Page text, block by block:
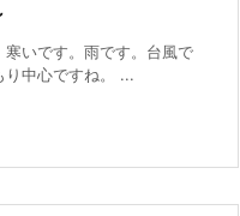
寒いです。雨です。台風で
り中心ですね。 ...